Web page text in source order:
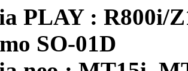
PLAY : R800i/
SO-01D